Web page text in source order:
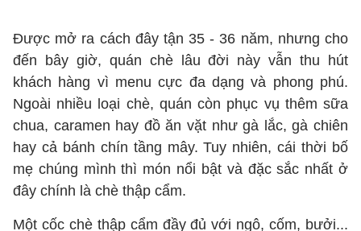
Được mở ra cách đây tận 35 - 36 năm, nhưng cho
đến bây giờ, quán chè lâu đời này vẫn thu hút
khách hàng vì menu cực đa dạng và phong phú.
Ngoài nhiều loại chè, quán còn phục vụ thêm sữa
chua, caramen hay đồ ăn vặt như gà lắc, gà chiên
hay cả bánh chín tầng mây. Tuy nhiên, cái thời bố
mẹ chúng mình thì món nổi bật và đặc sắc nhất ở
đây chính là chè thập cẩm.
Một cốc chè thập cẩm đầy đủ với ngô, cốm, bưởi...